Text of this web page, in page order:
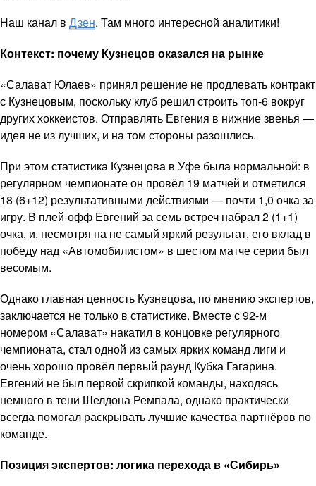
Наш канал в Дзен. Там много интересной аналитики!
Контекст: почему Кузнецов оказался на рынке
«Салават Юлаев» принял решение не продлевать контракт
с Кузнецовым, поскольку клуб решил строить топ-6 вокруг
других хоккеистов. Отправлять Евгения в нижние звенья —
идея не из лучших, и на том стороны разошлись.
При этом статистика Кузнецова в Уфе была нормальной: в
регулярном чемпионате он провёл 19 матчей и отметился
18 (6+12) результативными действиями — почти 1,0 очка за
игру. В плей-офф Евгений за семь встреч набрал 2 (1+1)
очка, и, несмотря на не самый яркий результат, его вклад в
победу над «Автомобилистом» в шестом матче серии был
весомым.
Однако главная ценность Кузнецова, по мнению экспертов,
заключается не только в статистике. Вместе с 92-м
номером «Салават» накатил в концовке регулярного
чемпионата, стал одной из самых ярких команд лиги и
очень хорошо провёл первый раунд Кубка Гагарина.
Евгений не был первой скрипкой команды, находясь
немного в тени Шелдона Ремпала, однако практически
всегда помогал раскрывать лучшие качества партнёров по
команде.
Позиция экспертов: логика перехода в «Сибирь»